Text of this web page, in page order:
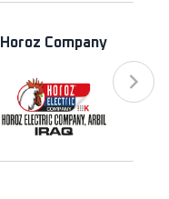
Horoz Company